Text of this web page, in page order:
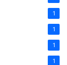
1
1
1
1